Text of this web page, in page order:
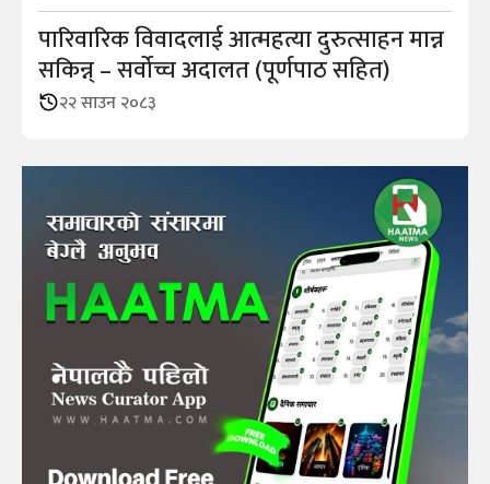
पारिवारिक विवादलाई आत्महत्या दुरुत्साहन मान्न
सकिन्न् – सर्वोच्च अदालत (पूर्णपाठ सहित)
२२ साउन २०८३